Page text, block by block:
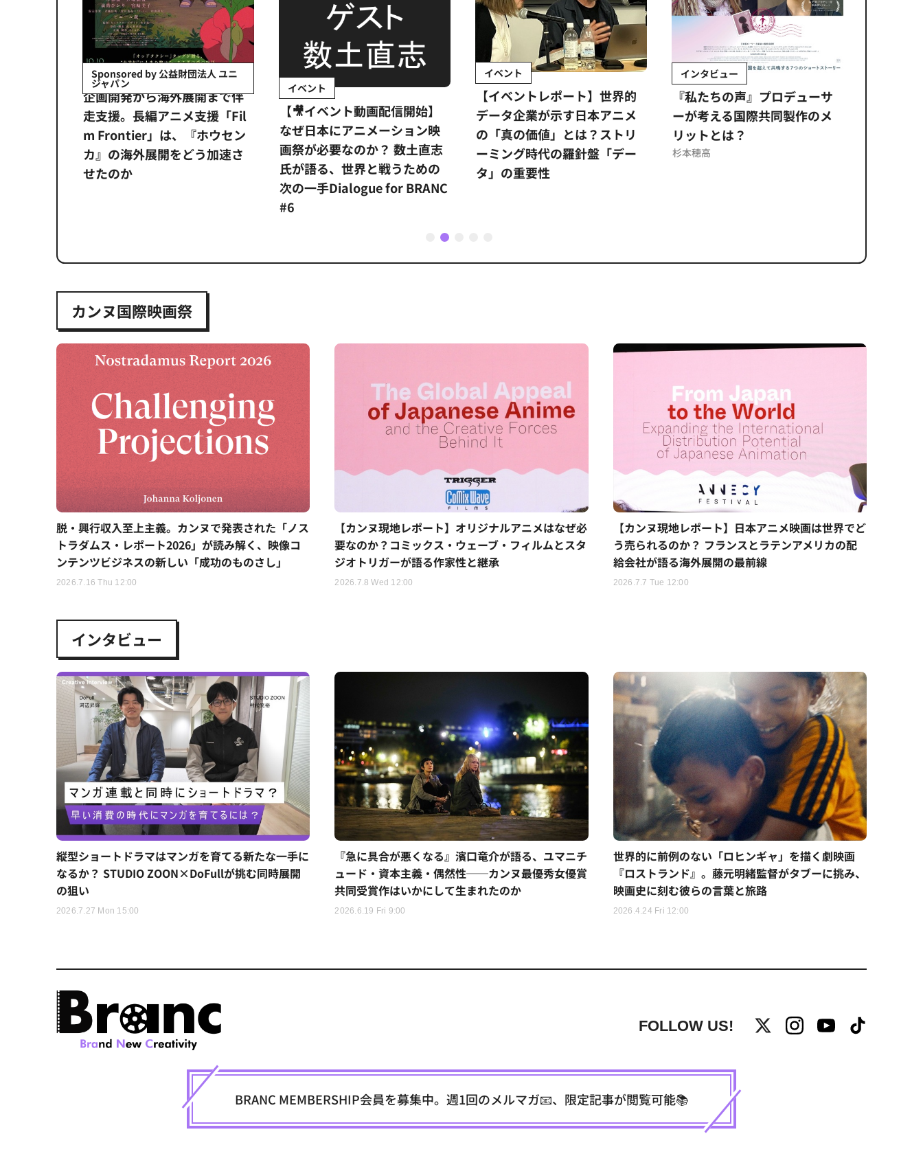
Sponsored by 公益財団法人 ユニ
ジャパン
企画開発から海外展開まで伴
走支援。長編アニメ支援「Fil
m Frontier」は、『ホウセン
カ』の海外展開をどう加速さ
せたのか
イベント
【🎥イベント動画配信開始】
なぜ日本にアニメーション映
画祭が必要なのか？ 数土直志
氏が語る、世界と戦うための
次の一手Dialogue for BRANC
#6
イベント
【イベントレポート】世界的
データ企業が示す日本アニメ
の「真の価値」とは？ストリ
ーミング時代の羅針盤「デー
タ」の重要性
インタビュー
『私たちの声』プロデューサ
ーが考える国際共同製作のメ
リットとは？
杉本穂高
1 2
カンヌ国際映画祭
脱・興行収入至上主義。カンヌで発表された「ノス
トラダムス・レポート2026」が読み解く、映像コ
ンテンツビジネスの新しい「成功のものさし」
2026.7.16 Thu 12:00
【カンヌ現地レポート】オリジナルアニメはなぜ必
要なのか？コミックス・ウェーブ・フィルムとスタ
ジオトリガーが語る作家性と継承
2026.7.8 Wed 12:00
【カンヌ現地レポート】日本アニメ映画は世界でど
う売られるのか？ フランスとラテンアメリカの配
給会社が語る海外展開の最前線
2026.7.7 Tue 12:00
インタビュー
縦型ショートドラマはマンガを育てる新たな一手に
なるか？ STUDIO ZOON×DoFullが挑む同時展開
の狙い
2026.7.27 Mon 15:00
『急に具合が悪くなる』濱口竜介が語る、ユマニチ
ュード・資本主義・偶然性──カンヌ最優秀女優賞
共同受賞作はいかにして生まれたのか
2026.6.19 Fri 9:00
世界的に前例のない「ロヒンギャ」を描く劇映画
『ロストランド』。藤元明緒監督がタブーに挑み、
映画史に刻む彼らの言葉と旅路
2026.4.24 Fri 12:00
FOLLOW US!
BRANC MEMBERSHIP会員を募集中。週1回のメルマガ📧、限定記事が閲覧可能📚